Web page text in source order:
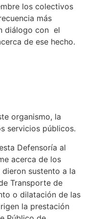
los colectivos
más
diálogo con el
de ese hecho.
organismo, la
servicios públicos.
Defensoría al
acerca de los
sustento a la
Transporte de
o dilatación de las
la prestación